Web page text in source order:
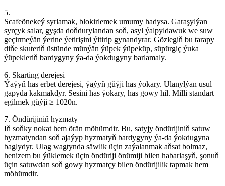
5.
Scafeönekeý syrlamak, blokirlemek umumy hadysa. Garaşylýan
syrçyk salar, gyşda doňdurylandan soň, asyl ýalpyldawuk we suw
geçirmeýän ýerine ýetirişini ýitirip gynandyrar. Gözlegiň bu tarapy
diňe skuteriň üstünde münýän ýüpek ýüpeküp, süpürgiç ýuka
ýüpekleriň bardygyny ýa-da ýokdugyny barlamaly.
6. Skarting derejesi
Ýaýyň has erbet derejesi, ýaýyň güýji has ýokary. Ulanylýan usul
gapyda kakmakdyr. Sesini has ýokary, has gowy hil. Milli standart
egilmek güýji ≥ 1020n.
7. Öndürijiniň hyzmaty
Iň soňky nokat hem örän möhümdir. Bu, satyjy öndürijiniň satuw
hyzmatyndan soň ajaýyp hyzmatyň bardygyny ýa-da ýokdugyna
baglydyr. Ulag wagtynda säwlik üçin zaýalanmak aňsat bolmaz,
henizem bu ýüklemek üçin öndüriji önümiji bilen habarlaşyň, şonuň
üçin satuwdan soň gowy hyzmatçy bilen öndürijilik tapmak hem
möhümdir.